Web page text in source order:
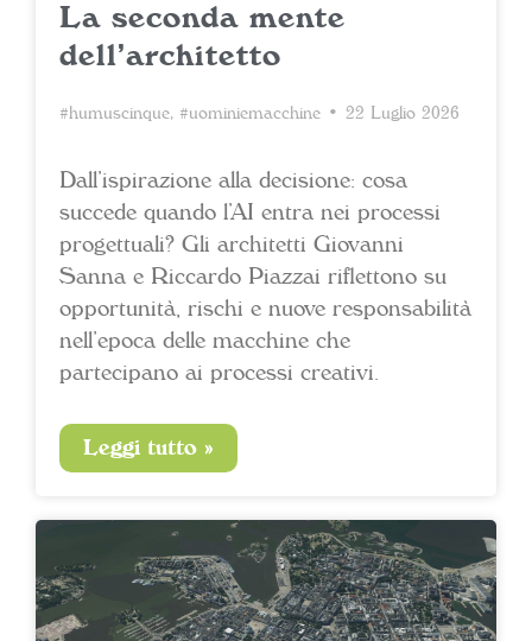
La seconda mente
dell’architetto
#humuscinque, #uominiemacchine • 22 Luglio 2026
Dall’ispirazione alla decisione: cosa
succede quando l’AI entra nei processi
progettuali? Gli architetti Giovanni
Sanna e Riccardo Piazzai riflettono su
opportunità, rischi e nuove responsabilità
nell’epoca delle macchine che
partecipano ai processi creativi.
Leggi tutto »